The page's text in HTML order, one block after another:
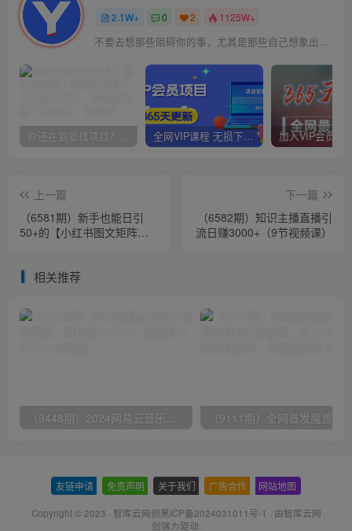
2.1W+ 0 2 1125W+
不要去想那些阻碍你的事，尤其是那些自己想象出来的事
你还在到处找项目？还在当韭菜？我靠卖项目一个月收入5万+，曾经我也是个失败者。 全网VIP课程 无损下载~
上一篇
（6581期）新手也能日引
50+的【小红书图文矩阵引
下一篇
（6582期）知识主播直播引
流日赚3000+（9节视频课）
相关推荐
友链申请 免责声明 关于我们 广告合作 网站地图
Copyright © 2023 · 智库云网创黑ICP备2024031011号-1 · 由智库云网
创强力驱动.